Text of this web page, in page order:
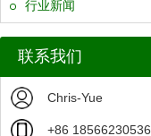
行业新闻
联系我们
Chris-Yue
+86 18566230536